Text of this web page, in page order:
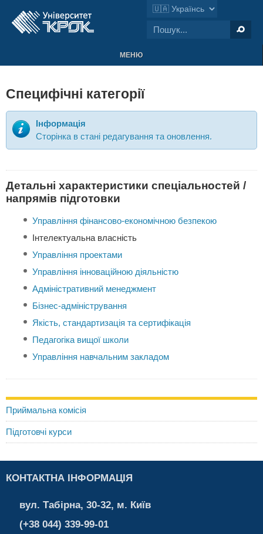
МЕНЮ
Специфічні категорії
Інформація
Сторінка в стані редагування та оновлення.
Детальні характеристики спеціальностей /
напрямів підготовки
Управління фінансово-економічною безпекою
Інтелектуальна власність
Управління проектами
Управління інноваційною діяльністю
Адміністративний менеджмент
Бізнес-адміністрування
Якість, стандартизація та сертифікація
Педагогіка вищої школи
Управління навчальним закладом
Приймальна комісія
Підготовчі курси
КОНТАКТНА ІНФОРМАЦІЯ
вул. Табірна, 30-32, м. Київ
(+38 044) 339-99-01